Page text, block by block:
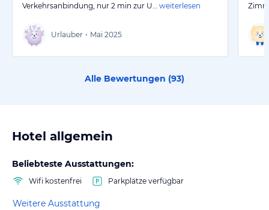
Verkehrsanbindung, nur 2 min zur U…
weiterlesen
Urlauber • Mai 2025
Alle Bewertungen (93)
Hotel allgemein
Beliebteste Ausstattungen:
Wifi kostenfrei Parkplätze verfügbar
Weitere Ausstattung